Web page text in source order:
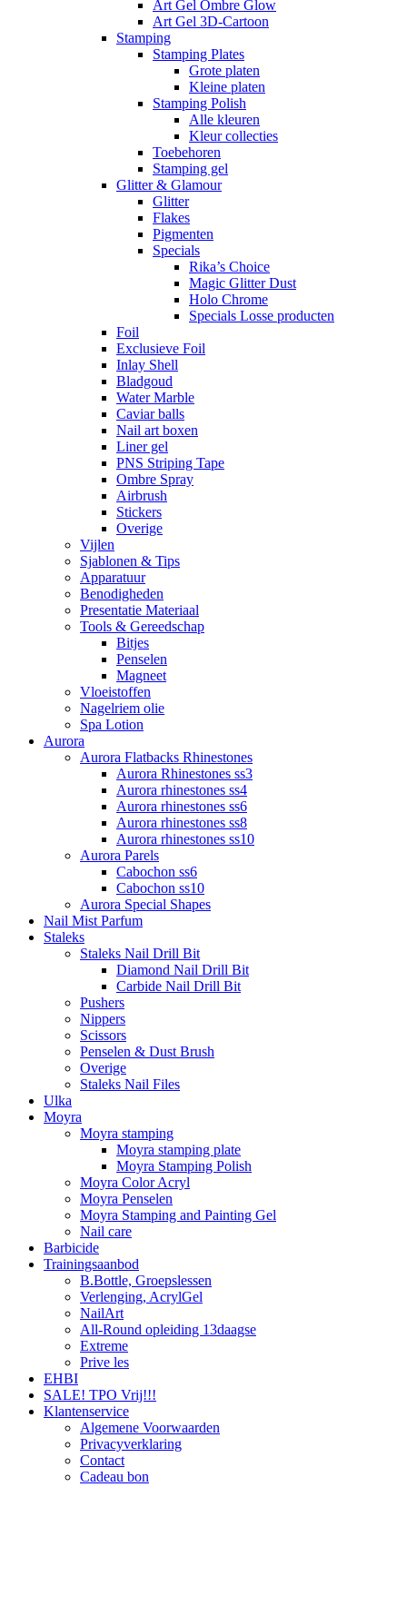
Art Gel Ombre Glow
Art Gel 3D-Cartoon
Stamping
Stamping Plates
Grote platen
Kleine platen
Stamping Polish
Alle kleuren
Kleur collecties
Toebehoren
Stamping gel
Glitter & Glamour
Glitter
Flakes
Pigmenten
Specials
Rika’s Choice
Magic Glitter Dust
Holo Chrome
Specials Losse producten
Foil
Exclusieve Foil
Inlay Shell
Bladgoud
Water Marble
Caviar balls
Nail art boxen
Liner gel
PNS Striping Tape
Ombre Spray
Airbrush
Stickers
Overige
Vijlen
Sjablonen & Tips
Apparatuur
Benodigheden
Presentatie Materiaal
Tools & Gereedschap
Bitjes
Penselen
Magneet
Vloeistoffen
Nagelriem olie
Spa Lotion
Aurora
Aurora Flatbacks Rhinestones
Aurora Rhinestones ss3
Aurora rhinestones ss4
Aurora rhinestones ss6
Aurora rhinestones ss8
Aurora rhinestones ss10
Aurora Parels
Cabochon ss6
Cabochon ss10
Aurora Special Shapes
Nail Mist Parfum
Staleks
Staleks Nail Drill Bit
Diamond Nail Drill Bit
Carbide Nail Drill Bit
Pushers
Nippers
Scissors
Penselen & Dust Brush
Overige
Staleks Nail Files
Ulka
Moyra
Moyra stamping
Moyra stamping plate
Moyra Stamping Polish
Moyra Color Acryl
Moyra Penselen
Moyra Stamping and Painting Gel
Nail care
Barbicide
Trainingsaanbod
B.Bottle, Groepslessen
Verlenging, AcrylGel
NailArt
All-Round opleiding 13daagse
Extreme
Prive les
EHBI
SALE! TPO Vrij!!!
Klantenservice
Algemene Voorwaarden
Privacyverklaring
Contact
Cadeau bon